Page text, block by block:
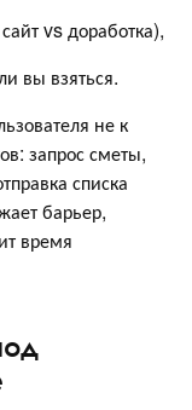
vs доработка),
вы взяться.
не к
запрос сметы,
списка
барьер,
время